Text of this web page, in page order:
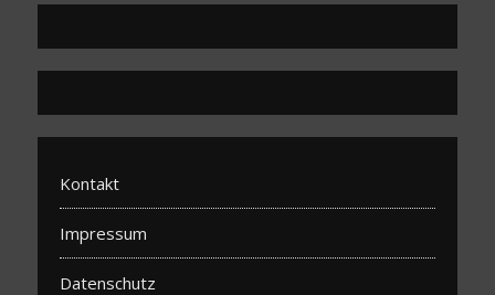
Kontakt
Impressum
Datenschutz